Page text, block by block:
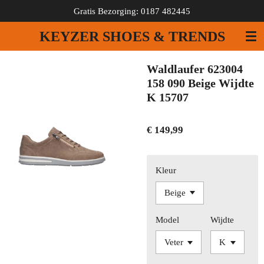
direct
de
KEYZER SHOES & TRENDS
Gratis Bezorging: 0187 482445
Waldlaufer 623004
158 090 Beige Wijdte
K 15707
€ 149,99
Kleur
Model Wijdte